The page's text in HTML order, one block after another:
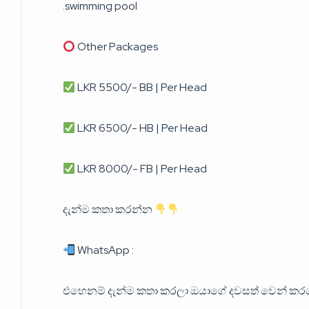
.swimming pool
Other Packages
LKR 5500/- BB | Per Head
LKR 6500/- HB | Per Head
LKR 8000/- FB | Per Head
දැන්ම කතා කරන්න
WhatsApp :
එහෙනම් දැන්ම කතා කරලා ඔයාගේ දවසත් වෙන්